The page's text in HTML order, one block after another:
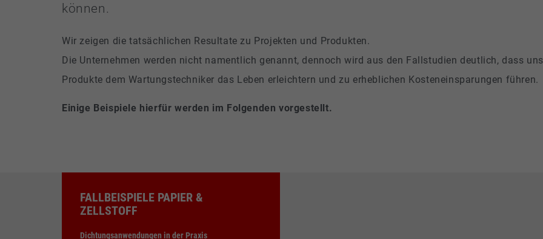
Dieses Cookie ist ein
Cookie von TYPO3. Es
eines Benutzer-Logins
die Session-ID. So
Benutzer
cookie_optin
Anbieter TYPO3
können.
Wir zeigen die tatsächlichen Resultate zu Projekten und Produkten.
Die Unternehmen werden nicht namentlich genannt, dennoch wird aus den Fallstudien deutlich, dass
Produkte dem Wartungstechniker das Leben erleichtern und zu erheblichen Kosteneinsparungen führen.
Einige Beispiele hierfür werden im Folgenden vorgestellt.
FALLBEISPIELE PAPIER &
ZELLSTOFF
Dichtungsanwendungen in der Praxis